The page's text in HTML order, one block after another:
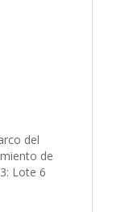
del
de
Lote 6